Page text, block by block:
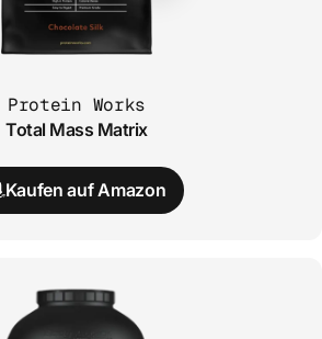
Protein Works
Total Mass Matrix
Kaufen auf Amazon